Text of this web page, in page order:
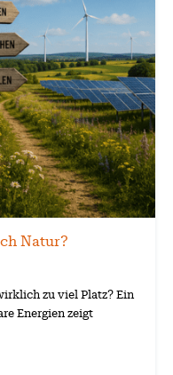
Natur?
zu viel Platz? Ein
Energien zeigt